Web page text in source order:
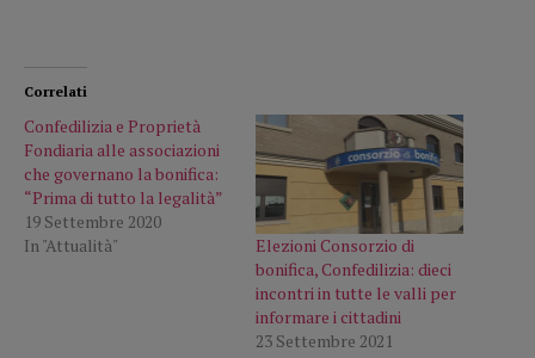
Correlati
Confedilizia e Proprietà
Fondiaria alle associazioni
che governano la bonifica:
“Prima di tutto la legalità”
19 Settembre 2020
In "Attualità"
Elezioni Consorzio di
bonifica, Confedilizia: dieci
incontri in tutte le valli per
informare i cittadini
23 Settembre 2021